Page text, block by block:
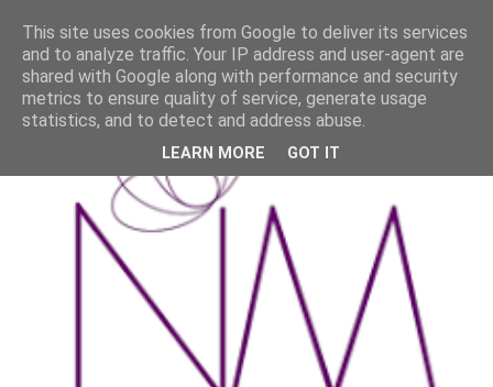
This site uses cookies from Google to deliver its services
and to analyze traffic. Your IP address and user-agent are
shared with Google along with performance and security
metrics to ensure quality of service, generate usage
statistics, and to detect and address abuse.
LEARN MORE GOT IT